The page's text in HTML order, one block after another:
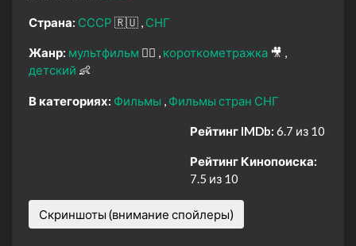
Страна: СССР 🇷🇺 СНГ
Жанр: мультфильм 🧚‍♀️ короткометражка 🎥
детский 👶
В категориях: Фильмы Фильмы стран СНГ
Рейтинг IMDb: 6.7 из 10
Рейтинг Кинопоиска:
7.5 из 10
Скриншоты (внимание спойлеры)